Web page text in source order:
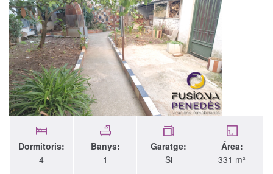
Dormitoris:
4
Banys:
1
Garatge:
Si
Área:
331 m²